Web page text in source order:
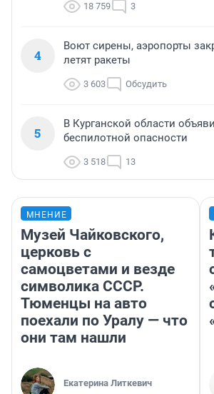
18 759 3
4
Воют сирены, аэропорты
летят ракеты
3 603 Обсудить
5
В Курганской области
беспилотной опасности
3 518 13
МНЕНИЕ
Музей Чайковского,
церковь с
самоцветами и везде
символика СССР.
Тюменцы на авто
поехали по Уралу — что
они там нашли
Екатерина Литкевич